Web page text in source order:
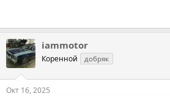
iammotor
Коренной добряк
Окт 16, 2025